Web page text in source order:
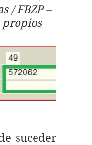
/ FBZP –
propios
suceder